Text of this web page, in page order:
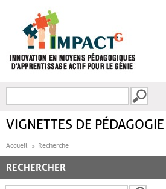
FORMULAIRE DE
VIGNETTES DE
Accueil Recherche
RECHERCHER